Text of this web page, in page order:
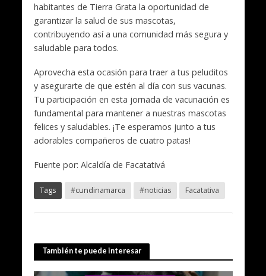
habitantes de Tierra Grata la oportunidad de
garantizar la salud de sus mascotas,
contribuyendo así a una comunidad más segura y
saludable para todos.
Aprovecha esta ocasión para traer a tus peluditos
y asegurarte de que estén al día con sus vacunas.
Tu participación en esta jornada de vacunación es
fundamental para mantener a nuestras mascotas
felices y saludables. ¡Te esperamos junto a tus
adorables compañeros de cuatro patas!
Fuente por: Alcaldía de Facatativá
Tags #cundinamarca #noticias Facatativa
También te puede interesar